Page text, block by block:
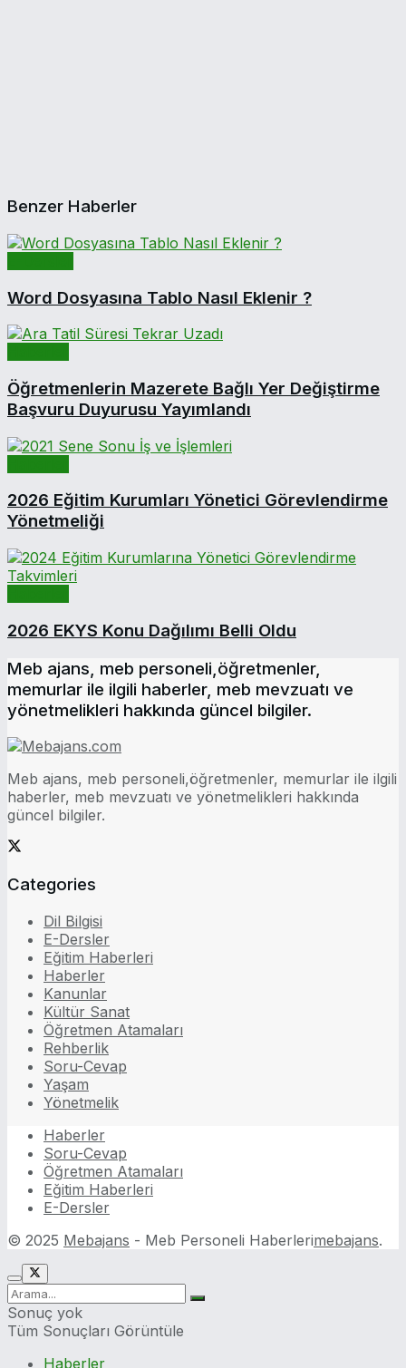
Benzer Haberler
Word Dosyasına Tablo Nasıl Eklenir ?
Öğretmenlerin Mazerete Bağlı Yer Değiştirme
Başvuru Duyurusu Yayımlandı
2026 Eğitim Kurumları Yönetici Görevlendirme
Yönetmeliği
2026 EKYS Konu Dağılımı Belli Oldu
Meb ajans, meb personeli,öğretmenler,
memurlar ile ilgili haberler, meb mevzuatı ve
yönetmelikleri hakkında güncel bilgiler.
Meb ajans, meb personeli,öğretmenler, memurlar ile ilgili
haberler, meb mevzuatı ve yönetmelikleri hakkında
güncel bilgiler.
Categories
Dil Bilgisi
E-Dersler
Eğitim Haberleri
Haberler
Kanunlar
Kültür Sanat
Öğretmen Atamaları
Rehberlik
Soru-Cevap
Yaşam
Yönetmelik
Haberler
Soru-Cevap
Öğretmen Atamaları
Eğitim Haberleri
E-Dersler
© 2025 Mebajans - Meb Personeli Haberlerimebajans.
Sonuç yok
Tüm Sonuçları Görüntüle
Haberler